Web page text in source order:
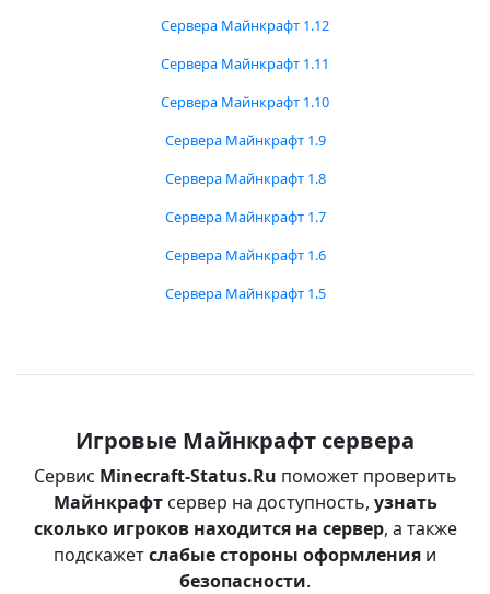
Сервера Майнкрафт 1.12
Сервера Майнкрафт 1.11
Сервера Майнкрафт 1.10
Сервера Майнкрафт 1.9
Сервера Майнкрафт 1.8
Сервера Майнкрафт 1.7
Сервера Майнкрафт 1.6
Сервера Майнкрафт 1.5
Игровые Майнкрафт сервера
Сервис Minecraft-Status.Ru поможет проверить
Майнкрафтсервер на доступность, узнать
сколько игроков находится на сервер, а также
подскажетслабые стороны оформления и
безопасности.